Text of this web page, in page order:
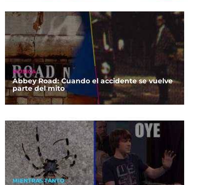
MÚSICA
Abbey Road: Cuando el accidente se vuelve
parte del mito
MIENTRAS TANTO